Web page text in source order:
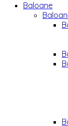
Baloane